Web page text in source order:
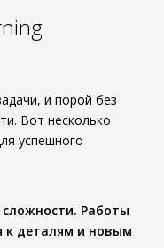
и порой без
Вот несколько
успешного
Работы
к деталям и новым